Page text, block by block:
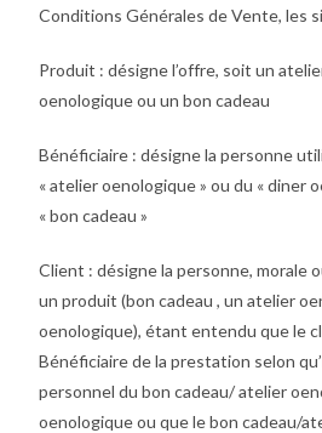
Conditions Générales de Vente, les
Produit : désigne l’offre, soit un
oenologique ou un bon cadeau
Bénéficiaire : désigne la personne
« atelier oenologique » ou du « diner
« bon cadeau »
Client : désigne la personne, morale
un produit (bon cadeau , un atelier
oenologique), étant entendu que le
Bénéficiaire de la prestation selon
personnel du bon cadeau/ atelier
oenologique ou que le bon cadeau/